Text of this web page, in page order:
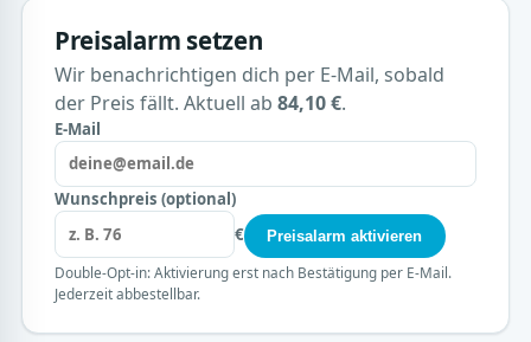
Preisalarm setzen
Wir benachrichtigen dich per E-Mail, sobald
der Preis fällt. Aktuell ab 84,10 €.
E-Mail
Wunschpreis (optional)
€
Preisalarm aktivieren
Double-Opt-in: Aktivierung erst nach Bestätigung per E-Mail.
Jederzeit abbestellbar.